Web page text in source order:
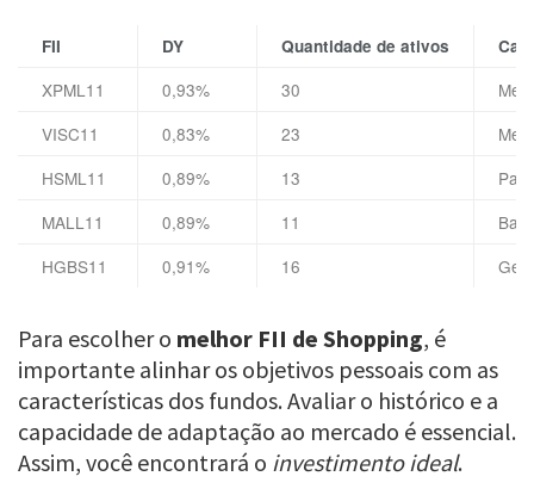
FII DY Quantidade de ativos
XPML11 0,93% 30
VISC11
0,83% 23
HSML11
0,89% 13
MALL11
0,89% 11
HGBS11
0,91% 16
Para escolher o melhor FII de Shopping, é
importante alinhar os objetivos pessoais com as
características dos fundos. Avaliar o histórico e a
capacidade de adaptação ao mercado é essencial.
Assim, você encontrará o investimento ideal.